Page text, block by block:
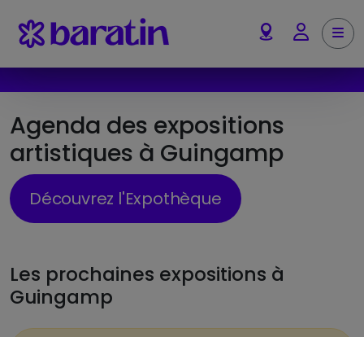
Account
Agenda des expositions
artistiques à Guingamp
Découvrez l'Expothèque
Les prochaines expositions à
Guingamp